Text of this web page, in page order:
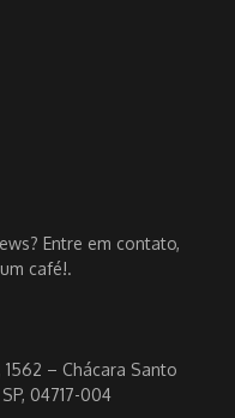
Entre em contato,
café!.
– Chácara Santo
04717-004